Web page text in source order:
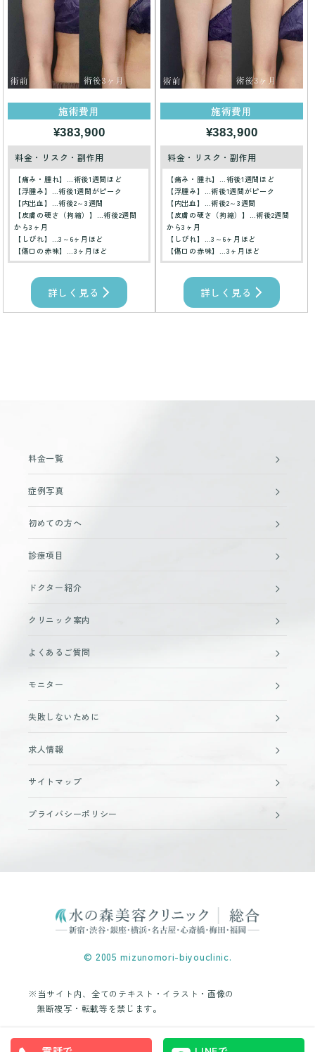
施術費用
¥383,900
料金・リスク・副作用
【痛み・腫れ】…術後1週間ほど
【浮腫み】…術後1週間がピーク
【内出血】…術後2～3週間
【皮膚の硬さ（拘縮）】…術後2週間
から3ヶ月
【しびれ】…3～6ヶ月ほど
【傷口の赤味】…3ヶ月ほど
詳しく見る
施術費用
¥383,900
料金・リスク・副作用
【痛み・腫れ】…術後1週間ほど
【浮腫み】…術後1週間がピーク
【内出血】…術後2～3週間
【皮膚の硬さ（拘縮）】…術後2週間
から3ヶ月
【しびれ】…3～6ヶ月ほど
【傷口の赤味】…3ヶ月ほど
詳しく見る
料金一覧
症例写真
初めての方へ
診療項目
ドクター紹介
クリニック案内
よくあるご質問
モニター
失敗しないために
求人情報
サイトマップ
プライバシーポリシー
© 2005 mizunomori-biyouclinic.
※当サイト内、全てのテキスト・イラスト・画像の
無断複写・転載等を禁じます。